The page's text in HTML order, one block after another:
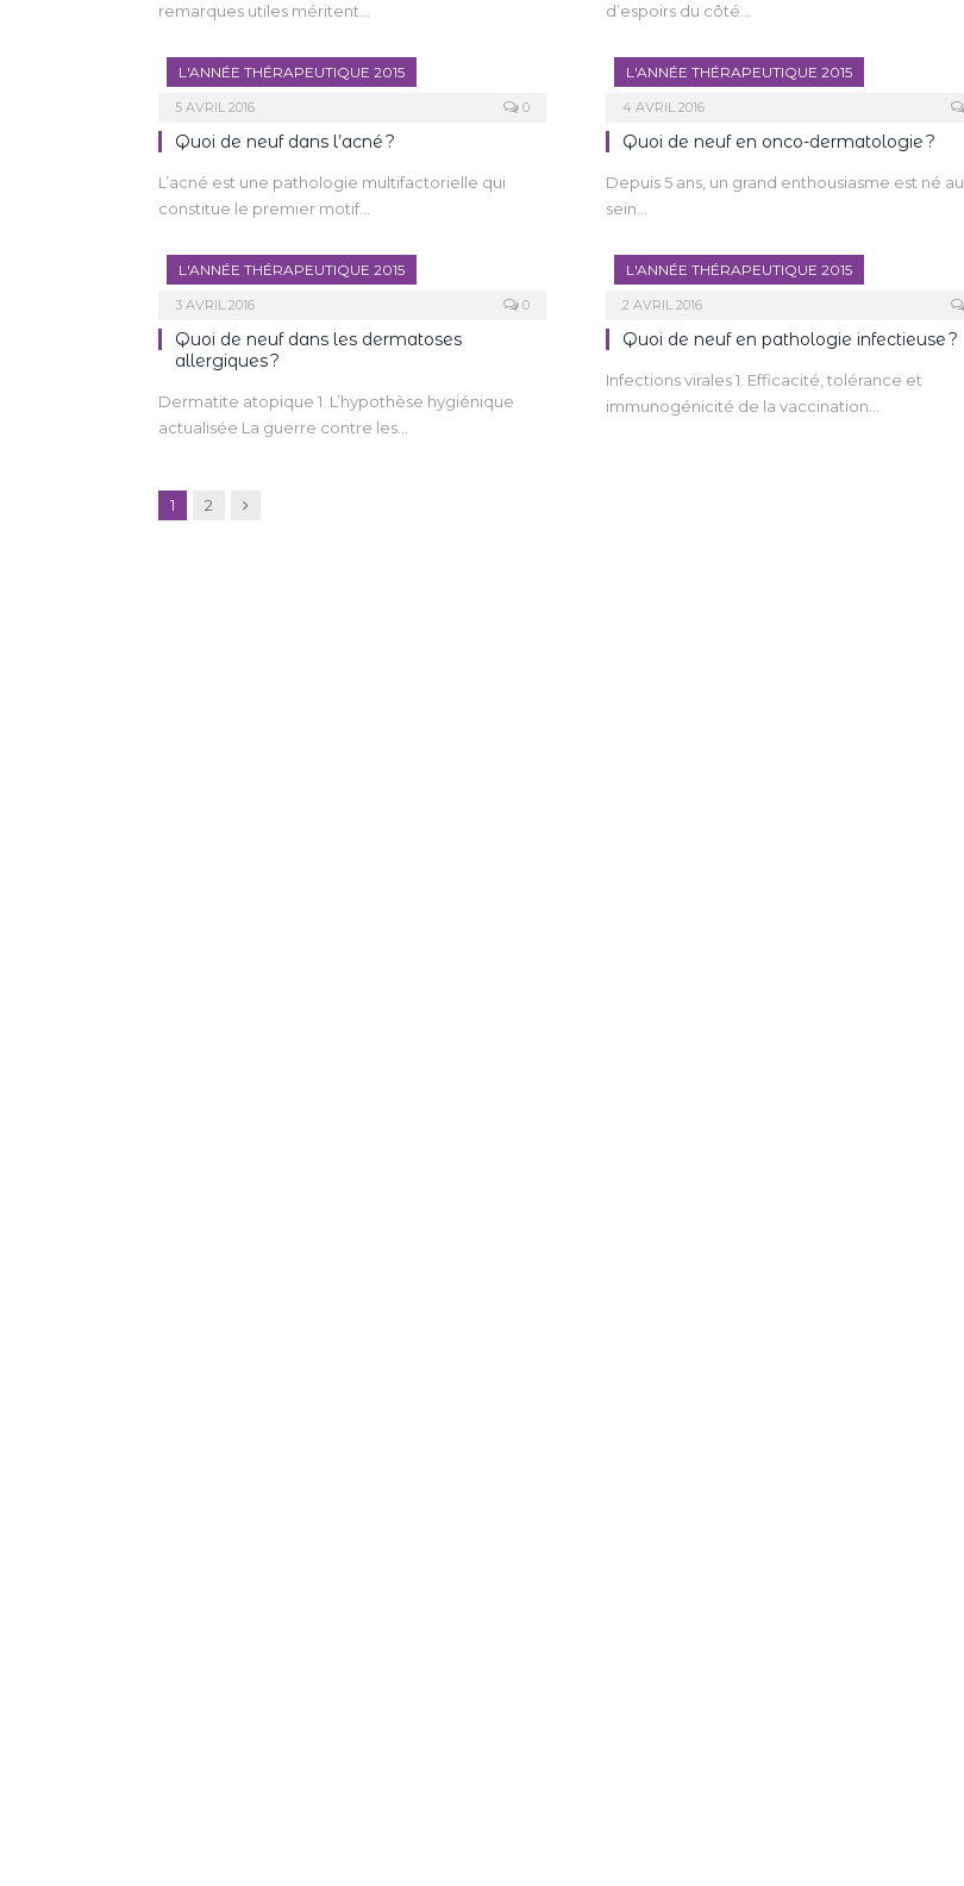
remarques utiles méritent…
d’espoirs du côté…
L'ANNÉE THÉRAPEUTIQUE 2015
5 AVRIL 2016 0
Quoi de neuf dans l’acné ?
L’acné est une pathologie multifactorielle qui
constitue le premier motif…
L'ANNÉE THÉRAPEUTIQUE 2015
4 AVRIL 2016
Quoi de neuf en onco-dermatologie ?
Depuis 5 ans, un grand enthousiasme est né au
sein…
L'ANNÉE THÉRAPEUTIQUE 2015
3 AVRIL 2016 0
Quoi de neuf dans les dermatoses
allergiques ?
Dermatite atopique 1. L’hypothèse hygiénique
actualisée La guerre contre les…
L'ANNÉE THÉRAPEUTIQUE 2015
2 AVRIL 2016
Quoi de neuf en pathologie infectieuse ?
Infections virales 1. Efficacité, tolérance et
immunogénicité de la vaccination…
1 2 Suivant